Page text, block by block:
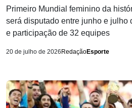
Primeiro Mundial feminino da
será disputado entre junho e julho
e participação de 32 equipes
20 de julho de 2026RedaçãoEsporte